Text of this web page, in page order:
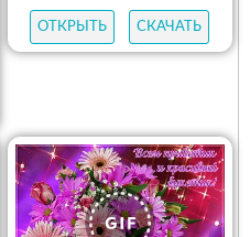
ОТКРЫТЬ СКАЧАТЬ